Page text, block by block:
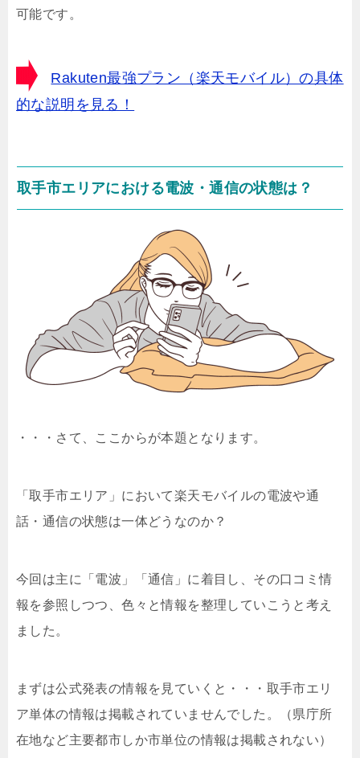
可能です。
Rakuten最強プラン（楽天モバイル）の具体
的な説明を見る！
取手市エリアにおける電波・通信の状態は？
・・・さて、ここからが本題となります。
「取手市エリア」において楽天モバイルの電波や通
話・通信の状態は一体どうなのか？
今回は主に「電波」「通信」に着目し、その口コミ情
報を参照しつつ、色々と情報を整理していこうと考え
ました。
まずは公式発表の情報を見ていくと・・・取手市エリ
ア単体の情報は掲載されていませんでした。（県庁所
在地など主要都市しか市単位の情報は掲載されない）